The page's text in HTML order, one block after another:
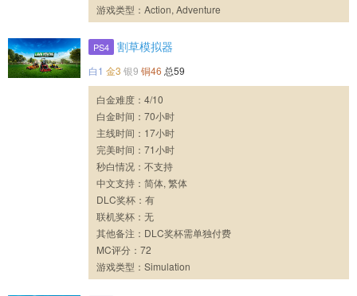
游戏类型：Action, Adventure
PS4 割草模拟器
白1 金3 银9 铜46 总59
白金难度：4/10
白金时间：70小时
主线时间：17小时
完美时间：71小时
秒白情况：不支持
中文支持：简体, 繁体
DLC奖杯：有
联机奖杯：无
其他备注：DLC奖杯需单独付费
MC评分：72
游戏类型：Simulation